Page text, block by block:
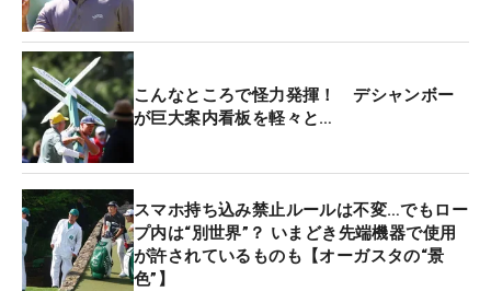
こんなところで怪力発揮！ デシャンボー
が巨大案内看板を軽々と…
スマホ持ち込み禁止ルールは不変…でもロー
プ内は“別世界”？ いまどき先端機器で使用
が許されているものも【オーガスタの“景
色”】